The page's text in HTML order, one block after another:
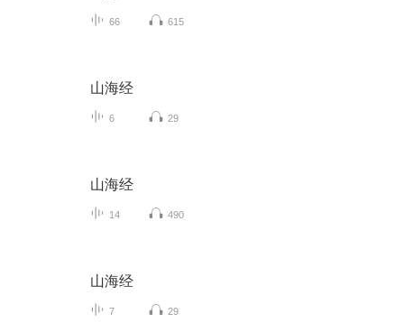
66 615
山海经
6 29
山海经
14 490
山海经
7 29